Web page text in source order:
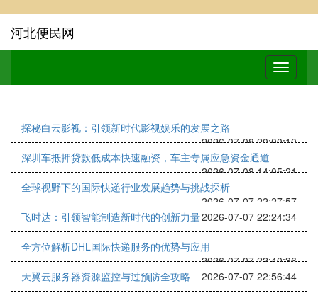
河北便民网
探秘白云影视：引领新时代影视娱乐的发展之路
2026-07-08 20:00:10
深圳车抵押贷款低成本快速融资，车主专属应急资金通道
2026-07-08 14:05:21
全球视野下的国际快递行业发展趋势与挑战探析
2026-07-07 22:27:57
飞时达：引领智能制造新时代的创新力量2026-07-07 22:24:34
全方位解析DHL国际快递服务的优势与应用
2026-07-07 22:40:36
天翼云服务器资源监控与过预防全攻略
2026-07-07 22:56:44